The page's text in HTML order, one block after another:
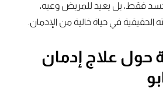
فقط، بل يعيد للمريض وعيه،
الحقيقية في حياة خالية من الإدمان.
حول علاج إدمان